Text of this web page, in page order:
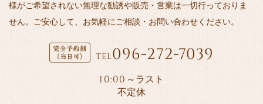
様がご希望されない無理な勧誘や販売・営業は一切行っておりま
せん。ご安心して、お気軽にご相談・お問い合わせください。
TEL096-272-7039
10:00 ～ラスト
不定休